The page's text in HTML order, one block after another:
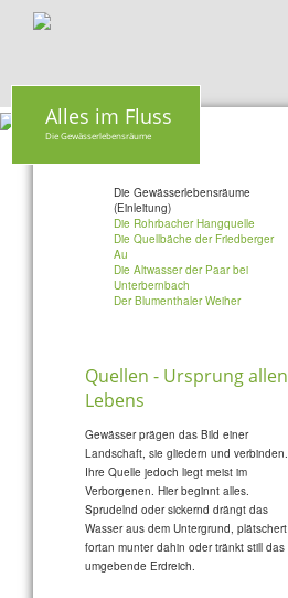
Alles im Fluss
Die Gewässerlebensräume
Die Gewässerlebensräume
(Einleitung)
Die Rohrbacher Hangquelle
Die Quellbäche der Friedberger
Au
Die Altwasser der Paar bei
Unterbernbach
Der Blumenthaler Weiher
Quellen - Ursprung allen
Lebens
Gewässer prägen das Bild einer
Landschaft, sie gliedern und verbinden.
Ihre Quelle jedoch liegt meist im
Verborgenen. Hier beginnt alles.
Sprudelnd oder sickernd drängt das
Wasser aus dem Untergrund, plätschert
fortan munter dahin oder tränkt still das
umgebende Erdreich.